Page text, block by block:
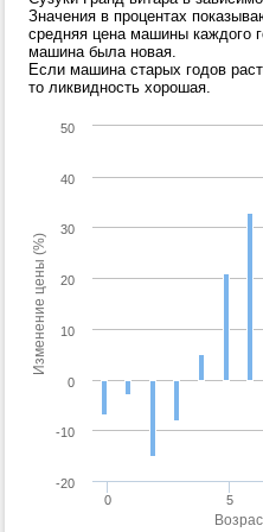
Значения в процентах
средняя цена машины каждого
машина была новая.
Если машина старых годов
то ликвидность хорошая.
Изменение цены (%)
0 5
-20
-10
0
10
20
30
40
50